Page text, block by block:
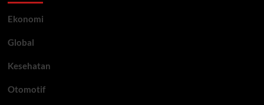
Ekonomi
Global
Kesehatan
Otomotif